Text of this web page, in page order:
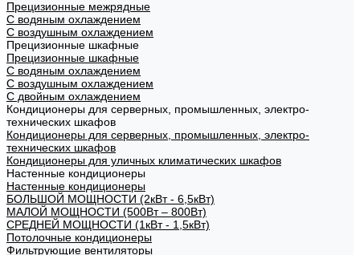
Прецизионные межрядные
С водяным охлаждением
С воздушным охлаждением
Прецизионные шкафные
Прецизионные шкафные
С водяным охлаждением
С воздушным охлаждением
С двойным охлаждением
Кондиционеры для серверных, промышленных, электро-
технических шкафов
Кондиционеры для серверных, промышленных, электро-
технических шкафов
Кондиционеры для уличных климатических шкафов
Настенные кондиционеры
Настенные кондиционеры
БОЛЬШОЙ МОЩНОСТИ (2кВт - 6,5кВт)
МАЛОЙ МОЩНОСТИ (500Вт – 800Вт)
СРЕДНЕЙ МОЩНОСТИ (1кВт - 1,5кВт)
Потолочные кондиционеры
Фильтрующие вентиляторы